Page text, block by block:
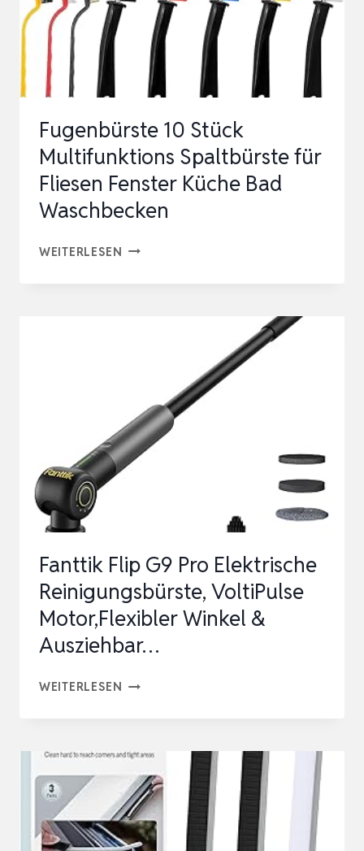
FUGENREINIGUNGSBÜRSTE,
CRE…
Fugenbürste 10 Stück
Multifunktions Spaltbürste für
Fliesen Fenster Küche Bad
Waschbecken
WEITERLESEN FUGENBÜRSTE
FLIESEN
FENSTER
KÜCHE
BAD
Fanttik Flip G9 Pro Elektrische
Reinigungsbürste, VoltiPulse
Motor,Flexibler Winkel &
Ausziehbar…
WEITERLESEN FANTTIK
PRO
ELEKTRISCHE
REINIGUNGSBÜRSTE,
VOLTIPULSE